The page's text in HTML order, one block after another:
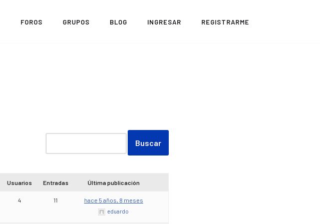
FOROS GRUPOS BLOG INGRESAR REGISTRARME
Usuarios Entradas Última publicación
4 11 hace 5 años, 8 meses
eduardo